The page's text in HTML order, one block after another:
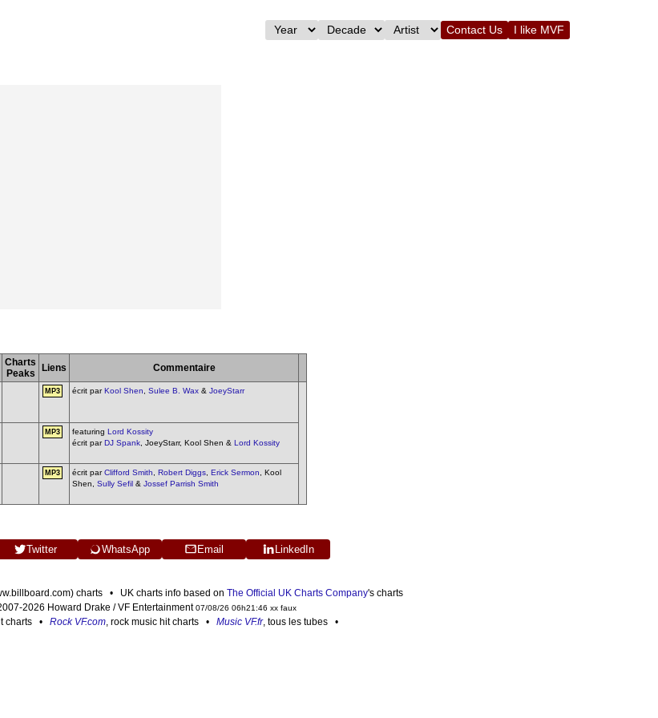
Contact Us I like MVF
Charts
Peaks
Liens
Commentaire
MP3 écrit parKool Shen Sulee B. Wax & JoeyStarr
MP3 featuring Lord Kossity
écrit parDJ Spank , JoeyStarr, Kool Shen & Lord Kossity
MP3 écrit parClifford Smith Robert Diggs Erick Sermon , Kool
Shen, Sully Sefil & Jossef Parrish Smith
Twitter WhatsApp Email LinkedIn
charts • UK charts info based on The Official UK Charts Company's charts
2026 Howard Drake / VF Entertainment07/08/26 06h21:46 xx faux
charts • Rock VF.com , rock music hit charts • Music VF.fr, tous les tubes •